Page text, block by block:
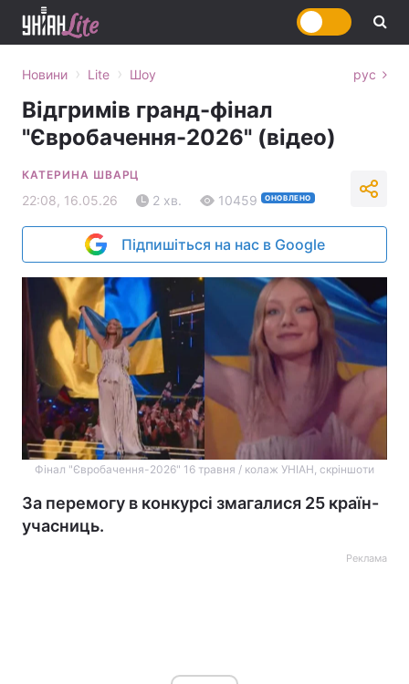
Новини › Lite › Шоу рус
Відгримів гранд-фінал
"Євробачення-2026" (відео)
КАТЕРИНА ШВАРЦ
22:08, 16.05.26 2 хв. 10459 ОНОВЛЕНО
Підпишіться на нас в Google
Фінал "Євробачення-2026" 16 травня / колаж УНІАН, скріншоти
За перемогу в конкурсі змагалися 25 країн-
учасниць.
Реклама